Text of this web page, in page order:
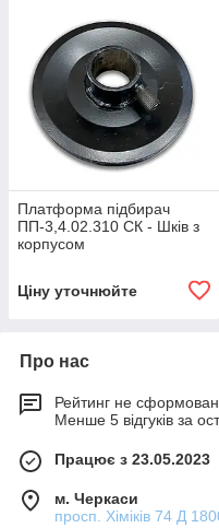
Платформа підбирач
ПП-3,4.02.310 СК - Шків з
корпусом
Ціну уточнюйте
Про нас
Рейтинг не
Менше 5 відгуків за
Працює з 23.05.2023
м. Черкаси
просп. Хіміків 74 Д